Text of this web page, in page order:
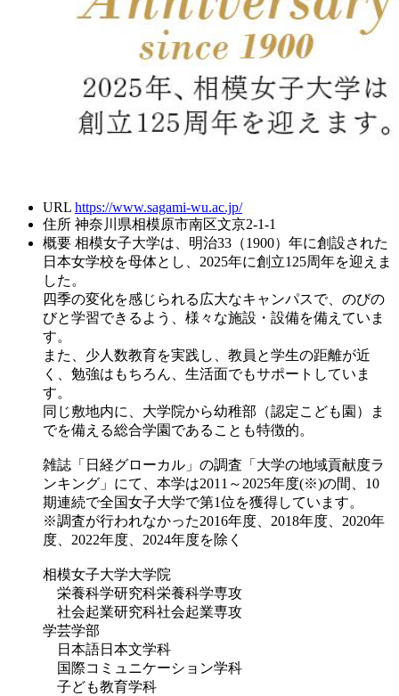
URL https://www.sagami-wu.ac.jp/
住所 神奈川県相模原市南区文京2-1-1
概要 相模女子大学は、明治33（1900）年に創設された
日本女学校を母体とし、2025年に創立125周年を迎えま
した。
四季の変化を感じられる広大なキャンパスで、のびの
びと学習できるよう、様々な施設・設備を備えていま
す。
また、少人数教育を実践し、教員と学生の距離が近
く、勉強はもちろん、生活面でもサポートしていま
す。
同じ敷地内に、大学院から幼稚部（認定こども園）ま
でを備える総合学園であることも特徴的。
雑誌「日経グローカル」の調査「大学の地域貢献度ラ
ンキング」にて、本学は2011～2025年度(※)の間、10
期連続で全国女子大学で第1位を獲得しています。
※調査が行われなかった2016年度、2018年度、2020年
度、2022年度、2024年度を除く
相模女子大学大学院
栄養科学研究科栄養科学専攻
社会起業研究科社会起業専攻
学芸学部
日本語日本文学科
国際コミュニケーション学科
子ども教育学科